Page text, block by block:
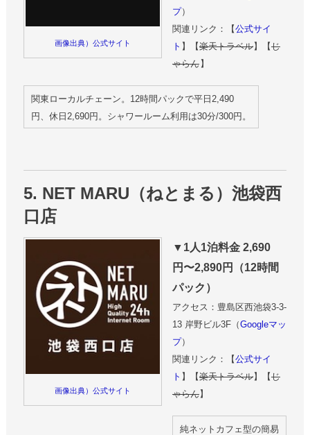
画像出典）公式サイト
プ）
関連リンク：【公式サイ
ト 】【楽天トラベル】【じ
ゃらん 】
関東ローカルチェーン。12時間パックで平日2,490
円、休日2,690円。シャワールーム利用は30分/300円。
5. NET MARU（ねとまる）池袋西
口店
画像出典）公式サイト
▼1人1泊料金 2,690
円〜2,890円（12時間
パック）
アクセス：豊島区西池袋3-3-
13 岸野ビル3F（Googleマッ
プ）
関連リンク：【公式サイ
ト 】【楽天トラベル】【じ
ゃらん】
純ネットカフェ型の簡易